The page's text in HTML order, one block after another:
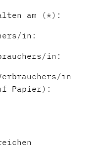
am (*):
in:
in:
in
Papier):